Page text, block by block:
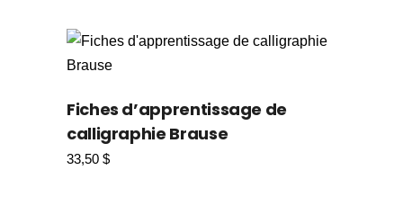
Fiches d’apprentissage de
calligraphie Brause
33,50 $